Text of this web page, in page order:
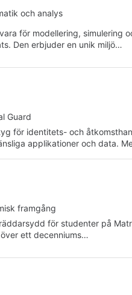
och analys
för modellering, simulering
Den erbjuder en unik miljö…
Guard
för identitets- och
applikationer och data.
framgång
för studenter på
ett decenniums…